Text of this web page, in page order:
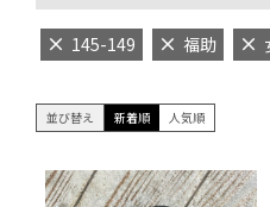
145-149 福助
並び替え 新着順 人気順